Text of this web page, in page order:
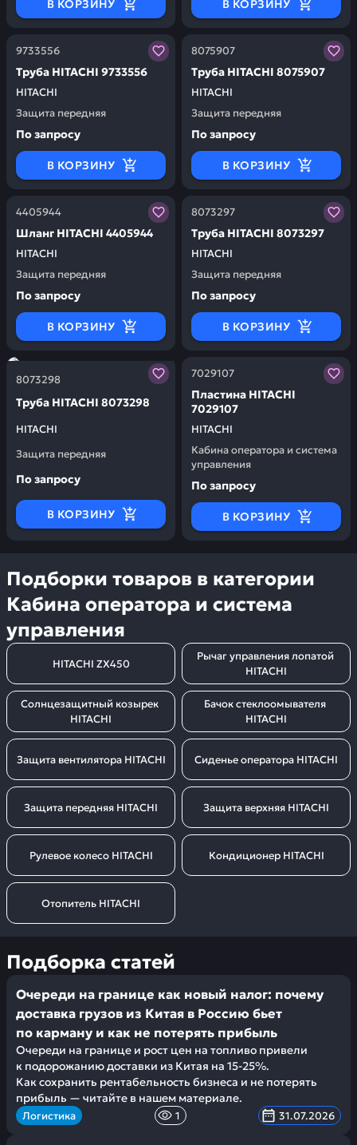
В КОРЗИНУ В КОРЗИНУ
9733556
HITACHI
Труба HITACHI 9733556
Защита передняя
Заказывая запчасти у нас, вы получаете гарантию
По запросу
В КОРЗИНУ
8075907
HITACHI
Труба HITACHI 8075907
Защита передняя
Заказывая запчасти у
По запросу
В КОРЗИНУ
4405944
HITACHI
Шланг HITACHI 4405944
Защита передняя
Заказывая запчасти у нас, вы получаете гарантию
По запросу
В КОРЗИНУ
8073297
HITACHI
Труба HITACHI 8073297
Защита передняя
Заказывая запчасти у
По запросу
В КОРЗИНУ
8073298
HITACHI
Труба HITACHI 8073298
Защита передняя
Заказывая запчасти у нас, вы получаете гарантию
По запросу
В КОРЗИНУ
7029107
HITACHI
Пластина HITACHI
7029107
Кабина оператора и система
управления
Заказывая запчасти у
По запросу
В КОРЗИНУ
Подборки товаров в категории
Кабина оператора и система
управления
HITACHI ZX450
Рычаг управления лопатой
HITACHI
Солнцезащитный козырек
HITACHI
Бачок стеклоомывателя
HITACHI
Защита вентилятора HITACHI Сиденье оператора HITACHI
Защита передняя HITACHI Защита верхняя HITACHI
Рулевое колесо HITACHI Кондиционер HITACHI
Отопитель HITACHI
Подборка статей
Очереди на границе как новый налог: почему
доставка грузов из Китая в Россию бьет
по карману и как не потерять прибыль
Очереди на границе и рост цен на топливо привели
к подорожанию доставки из Китая на 15-25%.
Как сохранить рентабельность бизнеса и не потерять
прибыль — читайте в нашем материале.
Логистика 1 31.07.2026